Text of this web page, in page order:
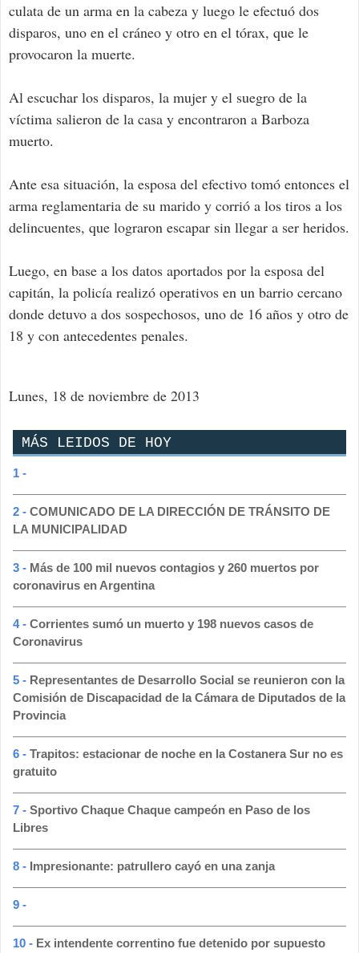
culata de un arma en la cabeza y luego le efectuó dos
disparos, uno en el cráneo y otro en el tórax, que le
provocaron la muerte.
Al escuchar los disparos, la mujer y el suegro de la
víctima salieron de la casa y encontraron a Barboza
muerto.
Ante esa situación, la esposa del efectivo tomó entonces el
arma reglamentaria de su marido y corrió a los tiros a los
delincuentes, que lograron escapar sin llegar a ser heridos.
Luego, en base a los datos aportados por la esposa del
capitán, la policía realizó operativos en un barrio cercano
donde detuvo a dos sospechosos, uno de 16 años y otro de
18 y con antecedentes penales.
Lunes, 18 de noviembre de 2013
MÁS LEIDOS DE HOY
1 -
2 - COMUNICADO DE LA DIRECCIÓN DE TRÁNSITO DE
LA MUNICIPALIDAD
3 - Más de 100 mil nuevos contagios y 260 muertos por
coronavirus en Argentina
4 - Corrientes sumó un muerto y 198 nuevos casos de
Coronavirus
5 - Representantes de Desarrollo Social se reunieron con la
Comisión de Discapacidad de la Cámara de Diputados de la
Provincia
6 - Trapitos: estacionar de noche en la Costanera Sur no es
gratuito
7 - Sportivo Chaque Chaque campeón en Paso de los
Libres
8 - Impresionante: patrullero cayó en una zanja
9 -
10 - Ex intendente correntino fue detenido por supuesto